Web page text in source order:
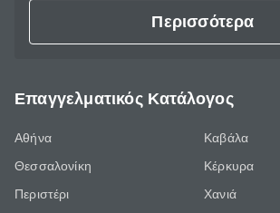
Περισσότερα
Επαγγελματικός Κατάλογος
Αθήνα
Θεσσαλονίκη
Περιστέρι
Καβάλα
Κέρκυρα
Χανιά